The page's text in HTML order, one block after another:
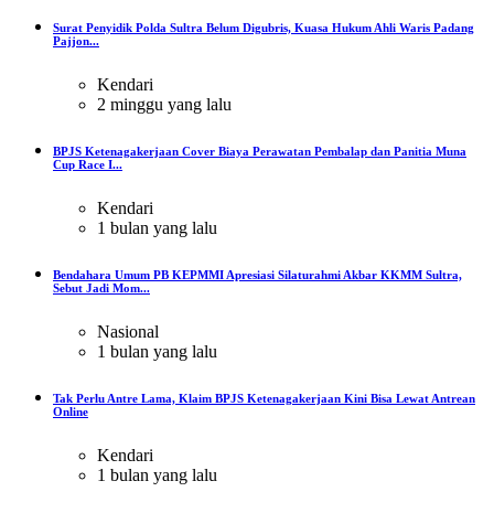
Surat Penyidik Polda Sultra Belum Digubris, Kuasa Hukum Ahli Waris Padang
Pajjon...
Kendari
2 minggu yang lalu
BPJS Ketenagakerjaan Cover Biaya Perawatan Pembalap dan Panitia Muna
Cup Race I...
Kendari
1 bulan yang lalu
Bendahara Umum PB KEPMMI Apresiasi Silaturahmi Akbar KKMM Sultra,
Sebut Jadi Mom...
Nasional
1 bulan yang lalu
Tak Perlu Antre Lama, Klaim BPJS Ketenagakerjaan Kini Bisa Lewat Antrean
Online
Kendari
1 bulan yang lalu